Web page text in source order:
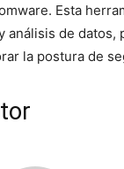
Esta
análisis de
la postura de